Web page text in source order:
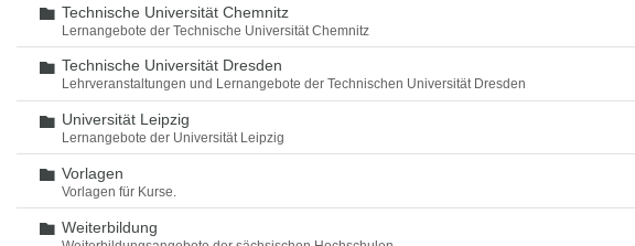
Ordner
Technische Universität Chemnitz
Lernangebote der Technische Universität Chemnitz
Ordner
Technische Universität Dresden
Lehrveranstaltungen und Lernangebote der Technischen Universität Dresden
Ordner
Universität Leipzig
Lernangebote der Universität Leipzig
Ordner
Vorlagen
Vorlagen für Kurse.
Ordner
Weiterbildung